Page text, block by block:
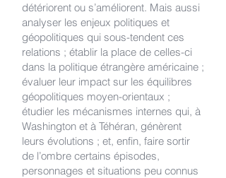
détériorent ou s’améliorent. Mais aussi
analyser les enjeux politiques et
géopolitiques qui sous-tendent ces
relations ; établir la place de celles-ci
dans la politique étrangère américaine ;
évaluer leur impact sur les équilibres
géopolitiques moyen-orientaux ;
étudier les mécanismes internes qui, à
Washington et à Téhéran, génèrent
leurs évolutions ; et, enfin, faire sortir
de l’ombre certains épisodes,
personnages et situations peu connus